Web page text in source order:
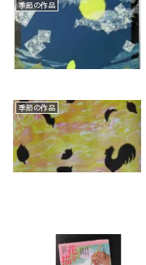
季節の作品
季節の作品